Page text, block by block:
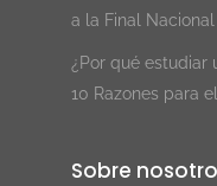
a la Final Nacional
¿Por qué estudiar
10 Razones para
Sobre